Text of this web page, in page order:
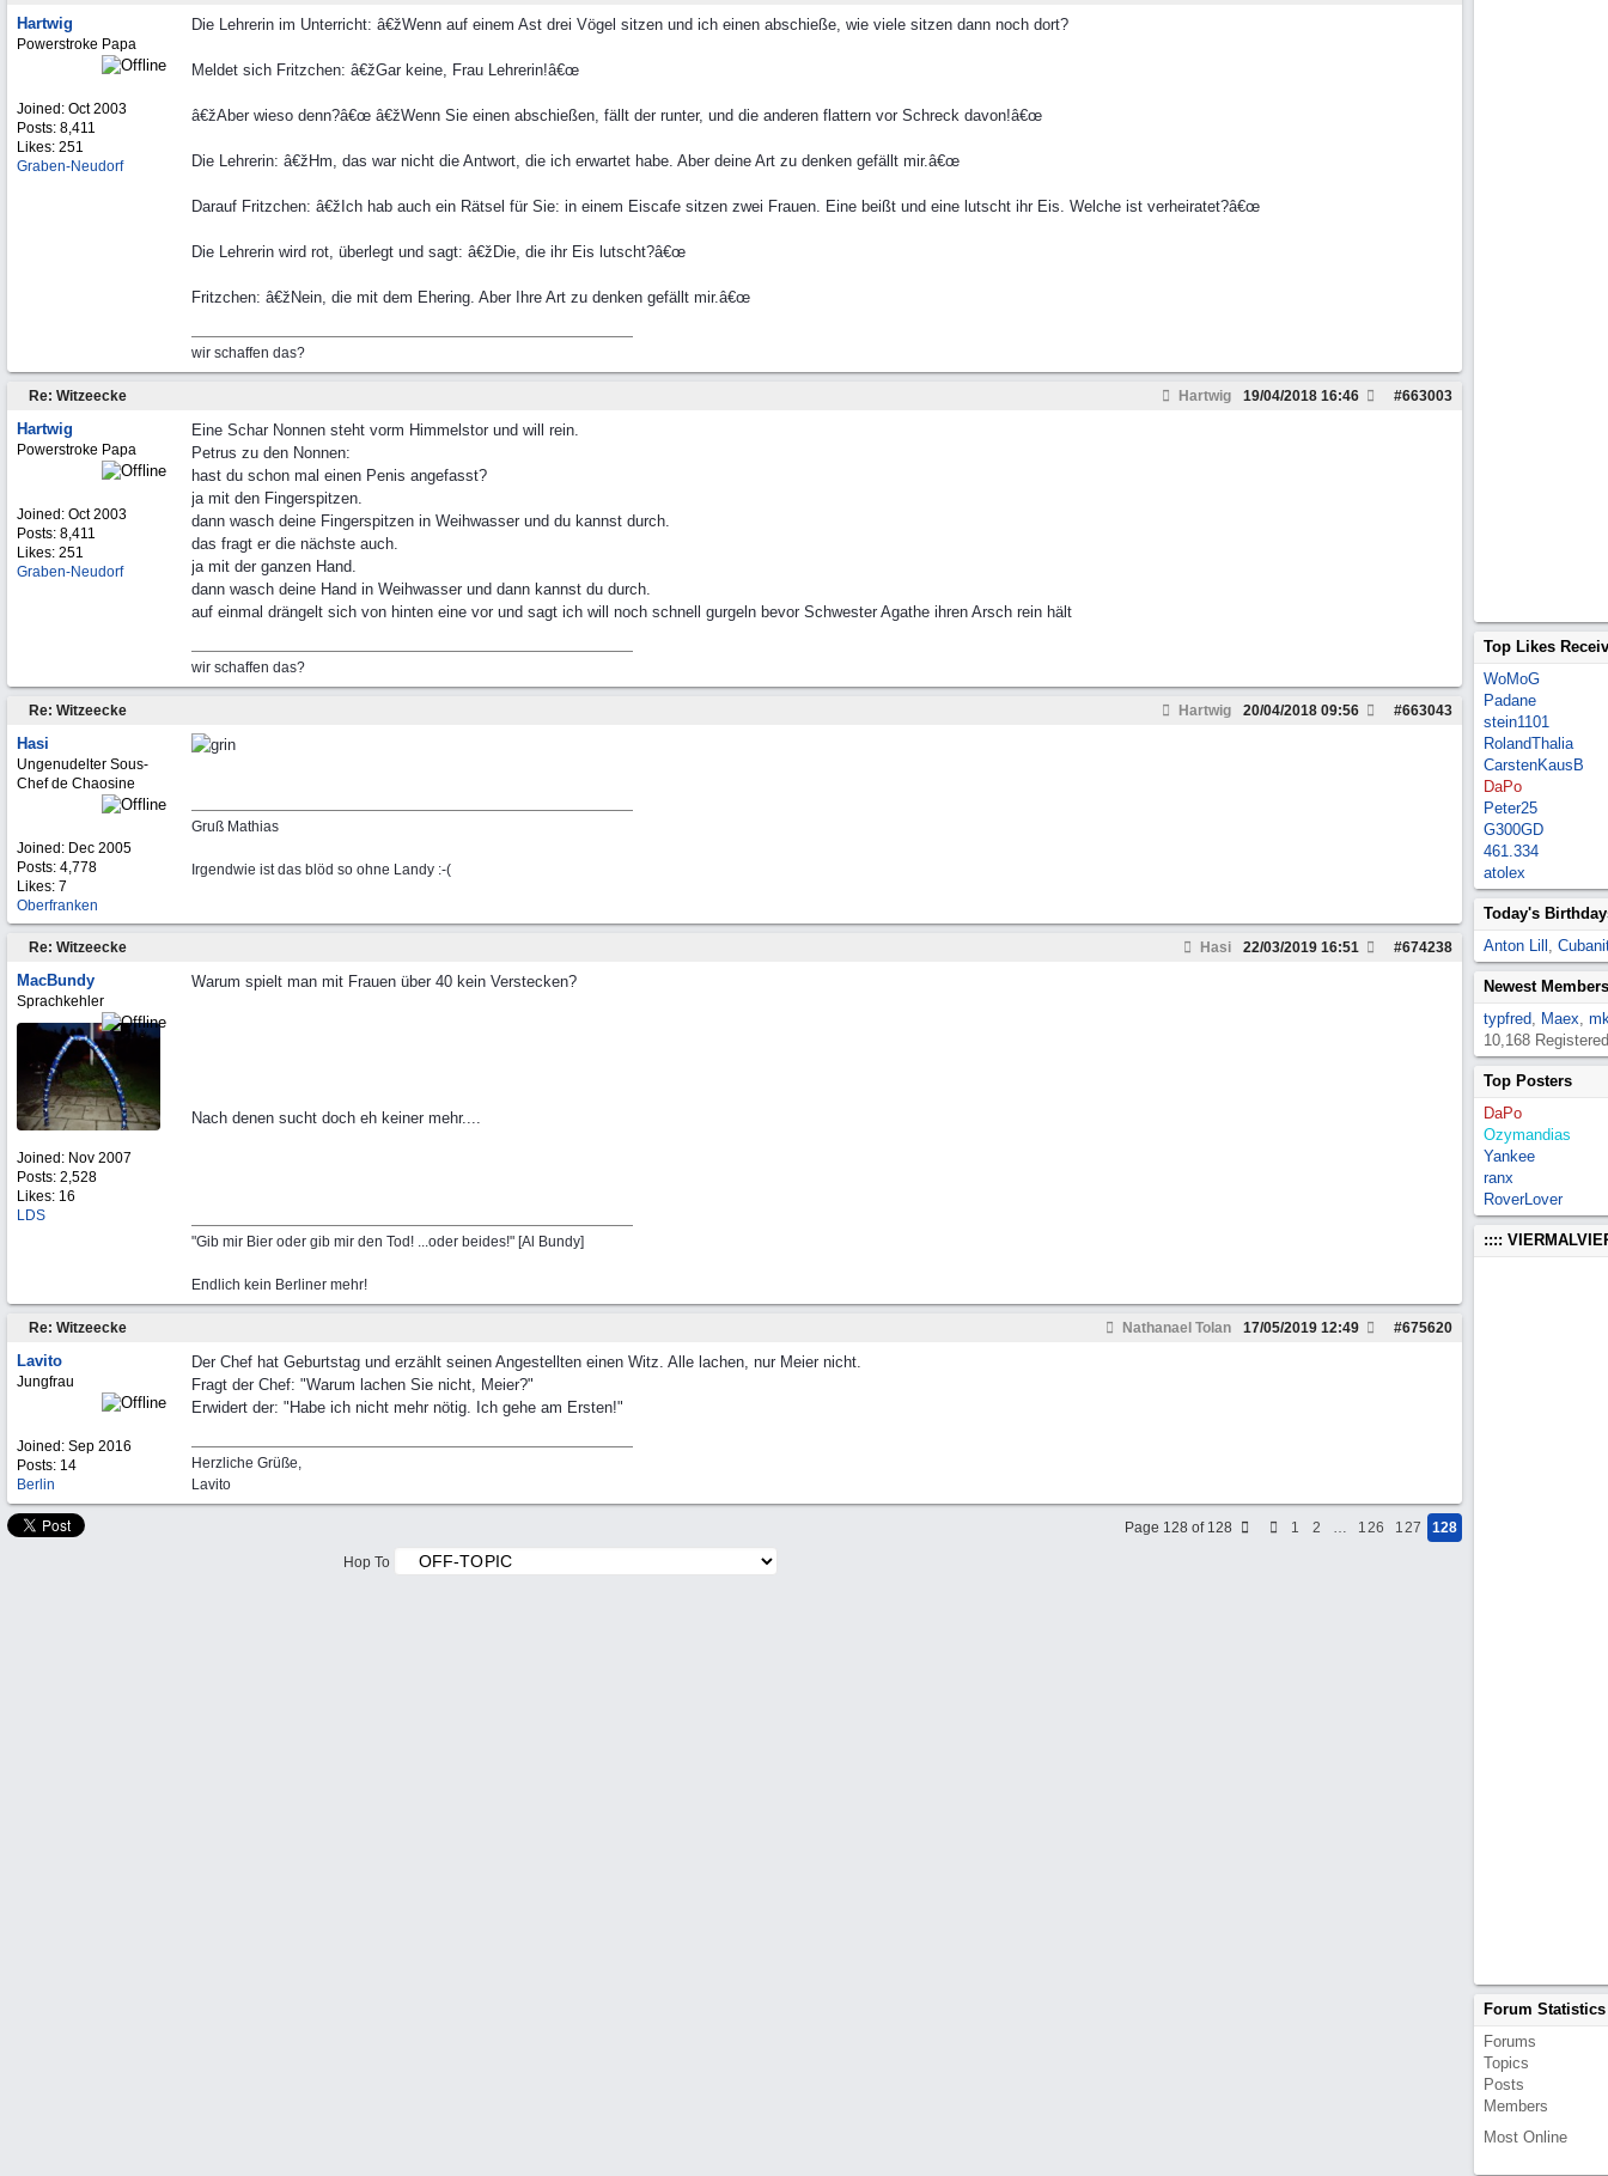
Hartwig
Powerstroke Papa
Joined: Oct 2003
Posts: 8,411
Likes: 251
Graben-Neudorf
Die Lehrerin im Unterricht: â€žWenn auf einem Ast drei Vögel sitzen und ich einen abschieße, wie viele sitzen dann noch dort?
Meldet sich Fritzchen: â€žGar keine, Frau Lehrerin!â€œ
â€žAber wieso denn?â€œ â€žWenn Sie einen abschießen, fällt der runter, und die anderen flattern vor Schreck davon!â€œ
Die Lehrerin: â€žHm, das war nicht die Antwort, die ich erwartet habe. Aber deine Art zu denken gefällt mir.â€œ
Darauf Fritzchen: â€žIch hab auch ein Rätsel für Sie: in einem Eiscafe sitzen zwei Frauen. Eine beißt und eine lutscht ihr Eis. Welche ist verheiratet?â€œ
Die Lehrerin wird rot, überlegt und sagt: â€žDie, die ihr Eis lutscht?â€œ
Fritzchen: â€žNein, die mit dem Ehering. Aber Ihre Art zu denken gefällt mir.â€œ
wir schaffen das?
Re: Witzeecke Hartwig #663003
19/04/2018 16:46
Hartwig
Powerstroke Papa
Joined: Oct 2003
Posts: 8,411
Likes: 251
Graben-Neudorf
Eine Schar Nonnen steht vorm Himmelstor und will rein.
Petrus zu den Nonnen:
hast du schon mal einen Penis angefasst?
ja mit den Fingerspitzen.
dann wasch deine Fingerspitzen in Weihwasser und du kannst durch.
das fragt er die nächste auch.
ja mit der ganzen Hand.
dann wasch deine Hand in Weihwasser und dann kannst du durch.
auf einmal drängelt sich von hinten eine vor und sagt ich will noch schnell gurgeln bevor Schwester Agathe ihren Arsch rein hält
wir schaffen das?
Re: Witzeecke Hartwig #663043
20/04/2018 09:56
Hasi
Ungenudelter Sous-
Chef de Chaosine
Joined: Dec 2005
Posts: 4,778
Likes: 7
Oberfranken
Gruß Mathias
Irgendwie ist das blöd so ohne Landy :-(
Re: Witzeecke Hasi #674238
22/03/2019 16:51
MacBundy
Sprachkehler
Joined: Nov 2007
Posts: 2,528
Likes: 16
LDS
Warum spielt man mit Frauen über 40 kein Verstecken?
Nach denen sucht doch eh keiner mehr....
"Gib mir Bier oder gib mir den Tod! ...oder beides!" [Al Bundy]
Endlich kein Berliner mehr!
Re: Witzeecke Nathanael Tolan #675620
17/05/2019 12:49
Lavito
Jungfrau
Joined: Sep 2016
Posts: 14
Berlin
Der Chef hat Geburtstag und erzählt seinen Angestellten einen Witz. Alle lachen, nur Meier nicht.
Fragt der Chef: "Warum lachen Sie nicht, Meier?"
Erwidert der: "Habe ich nicht mehr nötig. Ich gehe am Ersten!"
Herzliche Grüße,
Lavito
Page 128 of 128 1 2 … 126 127 128
Hop To
Top Likes
WoMoG
Padane
stein1101
RolandThalia
CarstenKausB
DaPo
Peter25
G300GD
461.334
atolex
Today's
Anton Lill ,
Newest Members
typfred, Maex,
10,168
Top Posters
DaPo
Ozymandias
Yankee
ranx
RoverLover
::::
Forum Statistics
Forums
Topics
Posts
Members
Most Online